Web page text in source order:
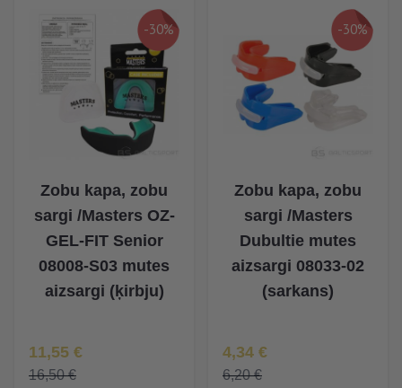
-30%
Zobu kapa, zobu
sargi /Masters OZ-
GEL-FIT Senior
08008-S03 mutes
aizsargi (ķirbju)
Īpaša Cena
11,55 €
16,50 €
-30%
Zobu kapa, zobu
sargi /Masters
Dubultie mutes
aizsargi 08033-02
(sarkans)
Īpaša Cena
4,34 €
6,20 €